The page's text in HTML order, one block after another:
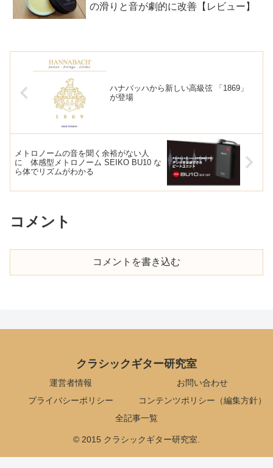
の滑りと音が劇的に改善【レビュー】
ハナバッハから新しい高級弦 「1869」
が登場
メトロノームの音を聞く余裕がない人
に 体感型メトロノーム SEIKO BU10 な
ら体でリズムがわかる
コメント
コメントを書き込む
クラシックギター研究室
運営者情報
お問い合わせ
プライバシーポリシー
コンテンツポリシー（編集方針）
全記事一覧
© 2015 クラシックギター研究室.